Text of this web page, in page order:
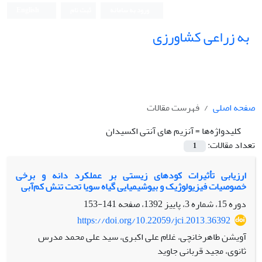
به زراعی کشاورزی
صفحه اصلی
فهرست مقالات
کلیدواژه‌ها =آنزیم های آنتی اکسیدان
تعداد مقالات:
1
ارزیابی تأثیرات کودهای زیستی بر عملکرد دانه و برخی
خصوصیات فیزیولوژیک و بیوشیمیایی گیاه سویا تحت تنش کم‌آبی
دوره 15، شماره 3، پاییز 1392، صفحه
141-153
https://doi.org/10.22059/jci.2013.36392
آویشن طاهرخانچی، غلام علی اکبری، سید علی محمد مدرس
ثانوی، مجید قربانی جاوید